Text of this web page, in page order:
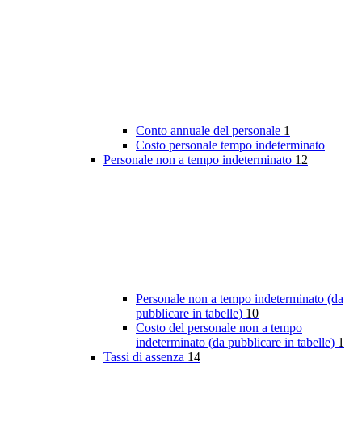
Conto annuale del personale 1
Costo personale tempo indeterminato
Personale non a tempo indeterminato 12
Personale non a tempo indeterminato (da
pubblicare in tabelle) 10
Costo del personale non a tempo
indeterminato (da pubblicare in tabelle) 1
Tassi di assenza 14